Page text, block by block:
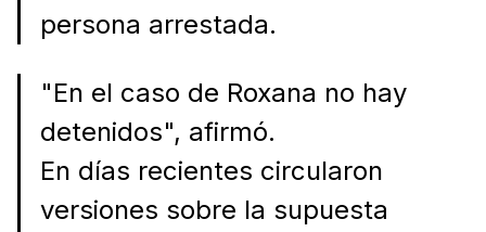
persona arrestada.
"En el caso de Roxana no hay
detenidos", afirmó.
En días recientes circularon
versiones sobre la supuesta